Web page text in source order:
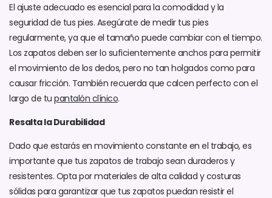
El ajuste adecuado es esencial para la comodidad y la
seguridad de tus pies. Asegúrate de medir tus pies
regularmente, ya que el tamaño puede cambiar con el tiempo.
Los zapatos deben ser lo suficientemente anchos para permitir
el movimiento de los dedos, pero no tan holgados como para
causar fricción. También recuerda que calcen perfecto con el
largo de tu pantalón clínico.
Resalta la Durabilidad
Dado que estarás en movimiento constante en el trabajo, es
importante que tus zapatos de trabajo sean duraderos y
resistentes. Opta por materiales de alta calidad y costuras
sólidas para garantizar que tus zapatos puedan resistir el